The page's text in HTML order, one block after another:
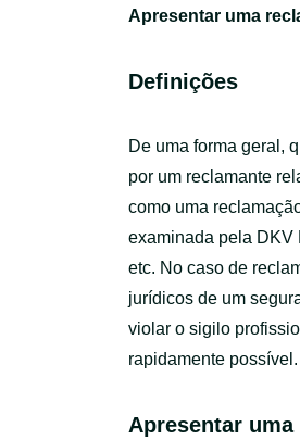
Apresentar uma
Definições
De uma forma geral,
por um reclamante
como uma
examinada pela DKV
etc. No caso de
jurídicos de um
violar o sigilo
rapidamente possível.
Apresentar